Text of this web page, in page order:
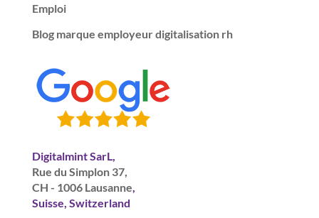
Emploi
Blog marque employeur digitalisation rh
Digitalmint SarL,
Rue du Simplon 37,
CH - 1006 Lausanne
Suisse, Switzerland